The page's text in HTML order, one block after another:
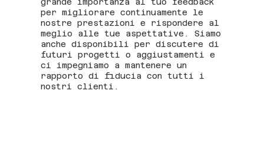
grande importanza al tuo feedback
per migliorare continuamente le
nostre prestazioni e rispondere al
meglio alle tue aspettative. Siamo
anche disponibili per discutere di
futuri progetti o aggiustamenti e
ci impegniamo a mantenere un
rapporto di fiducia con tutti i
nostri clienti.